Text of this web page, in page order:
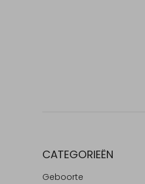
CATEGORIEËN
Geboorte